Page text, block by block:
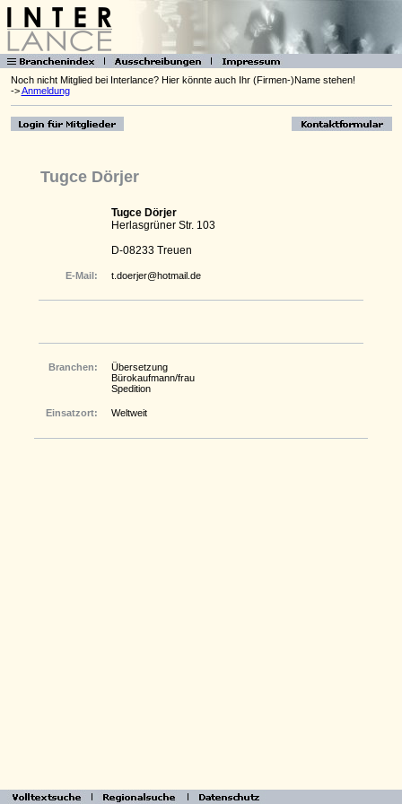
Noch nicht Mitglied bei Interlance? Hier könnte auch Ihr (Firmen-)Name stehen!
->Anmeldung
Tugce Dörjer
Tugce Dörjer
Herlasgrüner Str. 103
D-08233 Treuen
E-Mail: t.doerjer@hotmail.de
Branchen:
Übersetzung
Bürokaufmann/frau
Spedition
Einsatzort: Weltweit